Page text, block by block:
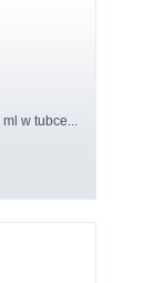
w tubce...